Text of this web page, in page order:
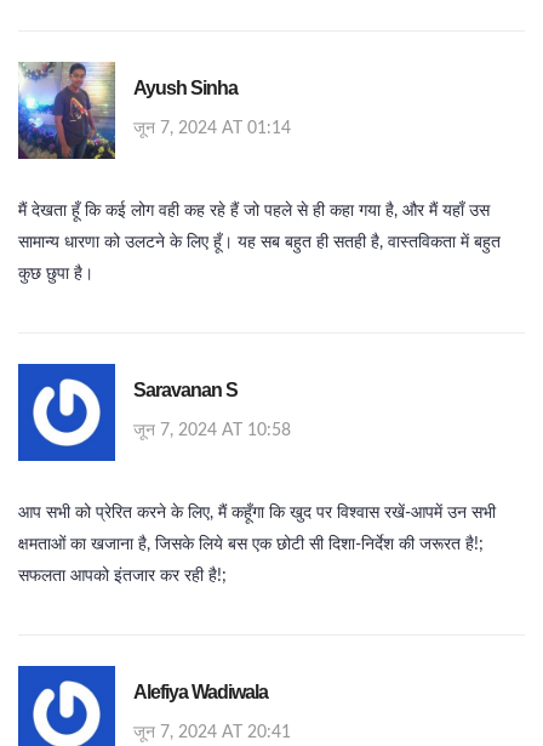
Ayush Sinha
जून 7, 2024 AT 01:14
मैं देखता हूँ कि कई लोग वही कह रहे हैं जो पहले से ही कहा गया है, और मैं यहाँ उस
सामान्य धारणा को उलटने के लिए हूँ। यह सब बहुत ही सतही है, वास्तविकता में बहुत
कुछ छुपा है।
Saravanan S
जून 7, 2024 AT 10:58
आप सभी को प्रेरित करने के लिए, मैं कहूँगा कि खुद पर विश्वास रखें-आपमें उन सभी
क्षमताओं का खजाना है, जिसके लिये बस एक छोटी सी दिशा-निर्देश की जरूरत है!;
सफलता आपको इंतजार कर रही है!;
Alefiya Wadiwala
जून 7, 2024 AT 20:41